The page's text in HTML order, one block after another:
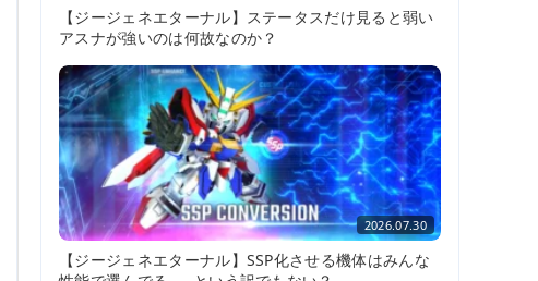
【ジージェネエターナル】ステータスだけ見ると弱い
アスナが強いのは何故なのか？
2026.07.30
【ジージェネエターナル】SSP化させる機体はみんな